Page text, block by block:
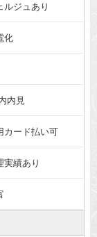
ルジュあり
化
内見
カード払い可
実績あり